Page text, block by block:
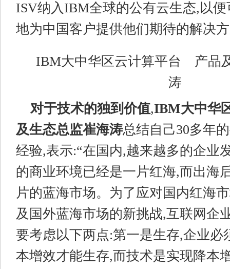
ISV纳入IBM全球的公有云生态,以
地为中国客户提供他们期待的解决
IBM大中华区云计算平台 产品
涛
对于技术的独到价值,IBM大中华
及生态总监崔海涛总结自己30多年
经验,表示:“在国内,越来越多的企业
的商业环境已经是一片红海,而出海
片的蓝海市场。为了应对国内红海
及国外蓝海市场的新挑战,互联网企
要考虑以下两点:第一是生存,企业必
本增效才能生存,而技术是实现降本